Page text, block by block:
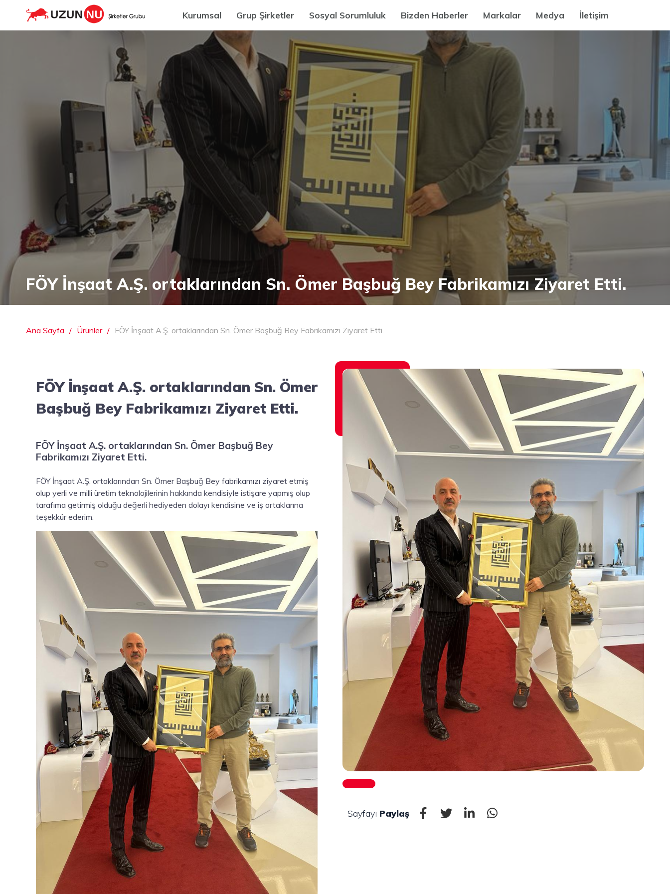
Kurumsal Grup Şirketler Sosyal Sorumluluk Bizden Haberler Markalar Medya İletişim
FÖY İnşaat A.Ş. ortaklarından Sn. Ömer Başbuğ Bey Fabrikamızı Ziyaret Etti.
Ana Sayfa Ürünler FÖY İnşaat A.Ş. ortaklarından Sn. Ömer Başbuğ Bey Fabrikamızı Ziyaret Etti.
FÖY İnşaat A.Ş. ortaklarından Sn. Ömer
Başbuğ Bey Fabrikamızı Ziyaret Etti.
FÖY İnşaat A.Ş. ortaklarından Sn. Ömer Başbuğ Bey
Fabrikamızı Ziyaret Etti.
FÖY İnşaat A.Ş. ortaklarından Sn. Ömer Başbuğ Bey fabrikamızı ziyaret etmiş
olup yerli ve milli üretim teknolojilerinin hakkında kendisiyle istişare yapmış olup
tarafıma getirmiş olduğu değerli hediyeden dolayı kendisine ve iş ortaklarına
teşekkür ederim.
Sayfayı Paylaş